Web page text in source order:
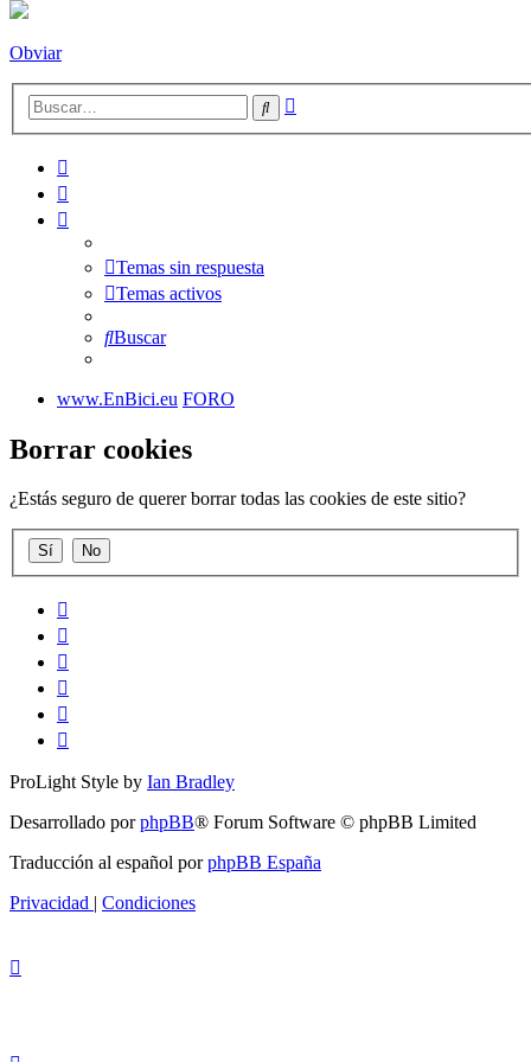
Obviar
Buscar
Temas sin respuesta
Temas activos
Buscar
www.EnBici.eu FORO
Borrar cookies
¿Estás seguro de querer borrar todas las cookies de este sitio?
ProLight Style by Ian Bradley
Desarrollado porphpBB® Forum Software © phpBB Limited
Traducción al español porphpBB España
Privacidad | Condiciones